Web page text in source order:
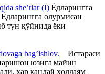
she’rlar (I) Ёдларингга
олурмисан
тун қўйнида ёки
bag’ishlov. Истараси
юзига майин
ҳар қандай ҳолдаям